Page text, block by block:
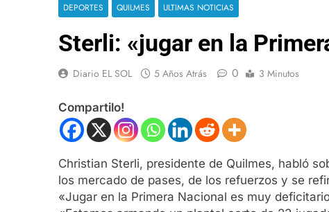
DEPORTES QUILMES ULTIMAS NOTICIAS
Sterli: «jugar en la
Diario EL SOL 5 Años Atrás 0 3 Minutos
Compartilo!
Christian Sterli, presidente de Quilmes, habló
los mercado de pases, de los refuerzos y se
«Jugar en la Primera Nacional es muy